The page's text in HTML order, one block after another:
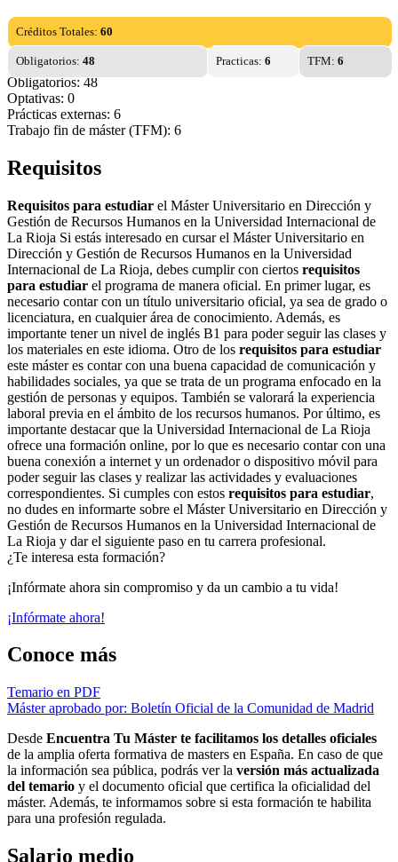
Créditos Totales: 60
Obligatorios: 48 Practicas: 6 TFM:6
Obligatorios: 48
Optativas: 0
Prácticas externas: 6
Trabajo fin de máster (TFM): 6
Requisitos
Requisitos para estudiar el Máster Universitario en Dirección y
Gestión de Recursos Humanos en la Universidad Internacional de
La Rioja Si estás interesado en cursar el Máster Universitario en
Dirección y Gestión de Recursos Humanos en la Universidad
Internacional de La Rioja, debes cumplir con ciertos requisitos
para estudiar el programa de manera oficial. En primer lugar, es
necesario contar con un título universitario oficial, ya sea de grado o
licenciatura, en cualquier área de conocimiento. Además, es
importante tener un nivel de inglés B1 para poder seguir las clases y
los materiales en este idioma. Otro de los requisitos para estudiar
este máster es contar con una buena capacidad de comunicación y
habilidades sociales, ya que se trata de un programa enfocado en la
gestión de personas y equipos. También se valorará la experiencia
laboral previa en el ámbito de los recursos humanos. Por último, es
importante destacar que la Universidad Internacional de La Rioja
ofrece una formación online, por lo que es necesario contar con una
buena conexión a internet y un ordenador o dispositivo móvil para
poder seguir las clases y realizar las actividades y evaluaciones
correspondientes. Si cumples con estos requisitos para estudiar,
no dudes en informarte sobre el Máster Universitario en Dirección y
Gestión de Recursos Humanos en la Universidad Internacional de
La Rioja y dar el siguiente paso en tu carrera profesional.
¿Te interesa esta formación?
¡Infórmate ahora sin compromiso y da un cambio a tu vida!
¡Infórmate ahora!
Conoce más
Temario en PDF
Máster aprobado por: Boletín Oficial de la Comunidad de Madrid
Desde Encuentra Tu Máster te facilitamos los detalles oficiales
de la amplia oferta formativa de masters en España. En caso de que
la información sea pública, podrás ver la versión más actualizada
del temario y el documento oficial que certifica la oficialidad del
máster. Además, te informamos sobre si esta formación te habilita
para una profesión regulada.
Salario medio